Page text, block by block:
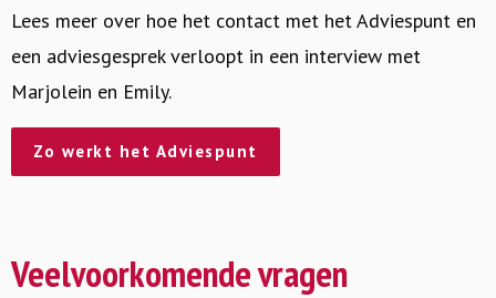
Lees meer over hoe het contact met het Adviespunt en
een adviesgesprek verloopt in een interview met
Marjolein en Emily.
Zo werkt het Adviespunt
Veelvoorkomende vragen